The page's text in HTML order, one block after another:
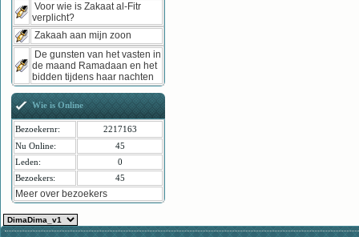
Voor wie is Zakaat al-Fitr
verplicht?
Zakaah aan mijn zoon
De gunsten van het vasten in
de maand Ramadaan en het
bidden tijdens haar nachten
Wie is Online
Bezoekernr:
2217163
Nu Online:
45
Leden:
0
Bezoekers:
45
Meer over bezoekers